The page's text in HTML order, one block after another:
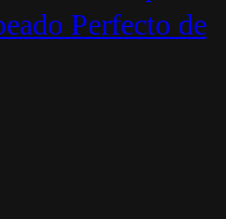
Perfecto de